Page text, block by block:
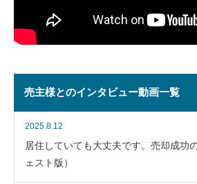
売主様とのインタビュー動画一覧
2025.8.12
居住していても大丈夫です。売却成功
ェスト版）